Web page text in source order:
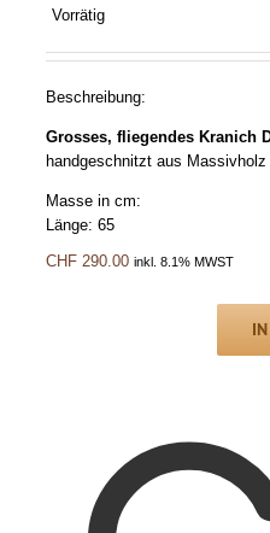
Vorrätig
Beschreibung:
Grosses, fliegendes Kranich
handgeschnitzt aus Massivholz
Masse in cm:
Länge: 65
CHF 290.00 inkl. 8.1% MWST